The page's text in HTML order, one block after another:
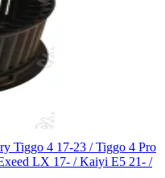
Tiggo 4 17-23 / Tiggo 4 Pro
LX 17- / Kaiyi E5 21- /